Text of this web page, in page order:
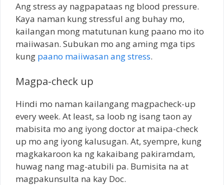
Ang stress ay nagpapataas ng blood pressure.
Kaya naman kung stressful ang buhay mo,
kailangan mong matutunan kung paano mo ito
maiiwasan. Subukan mo ang aming mga tips
kung paano maiiwasan ang stress.
Magpa-check up
Hindi mo naman kailangang magpacheck-up
every week. At least, sa loob ng isang taon ay
mabisita mo ang iyong doctor at maipa-check
up mo ang iyong kalusugan. At, syempre, kung
magkakaroon ka ng kakaibang pakiramdam,
huwag nang mag-atubili pa. Bumisita na at
magpakunsulta na kay Doc.